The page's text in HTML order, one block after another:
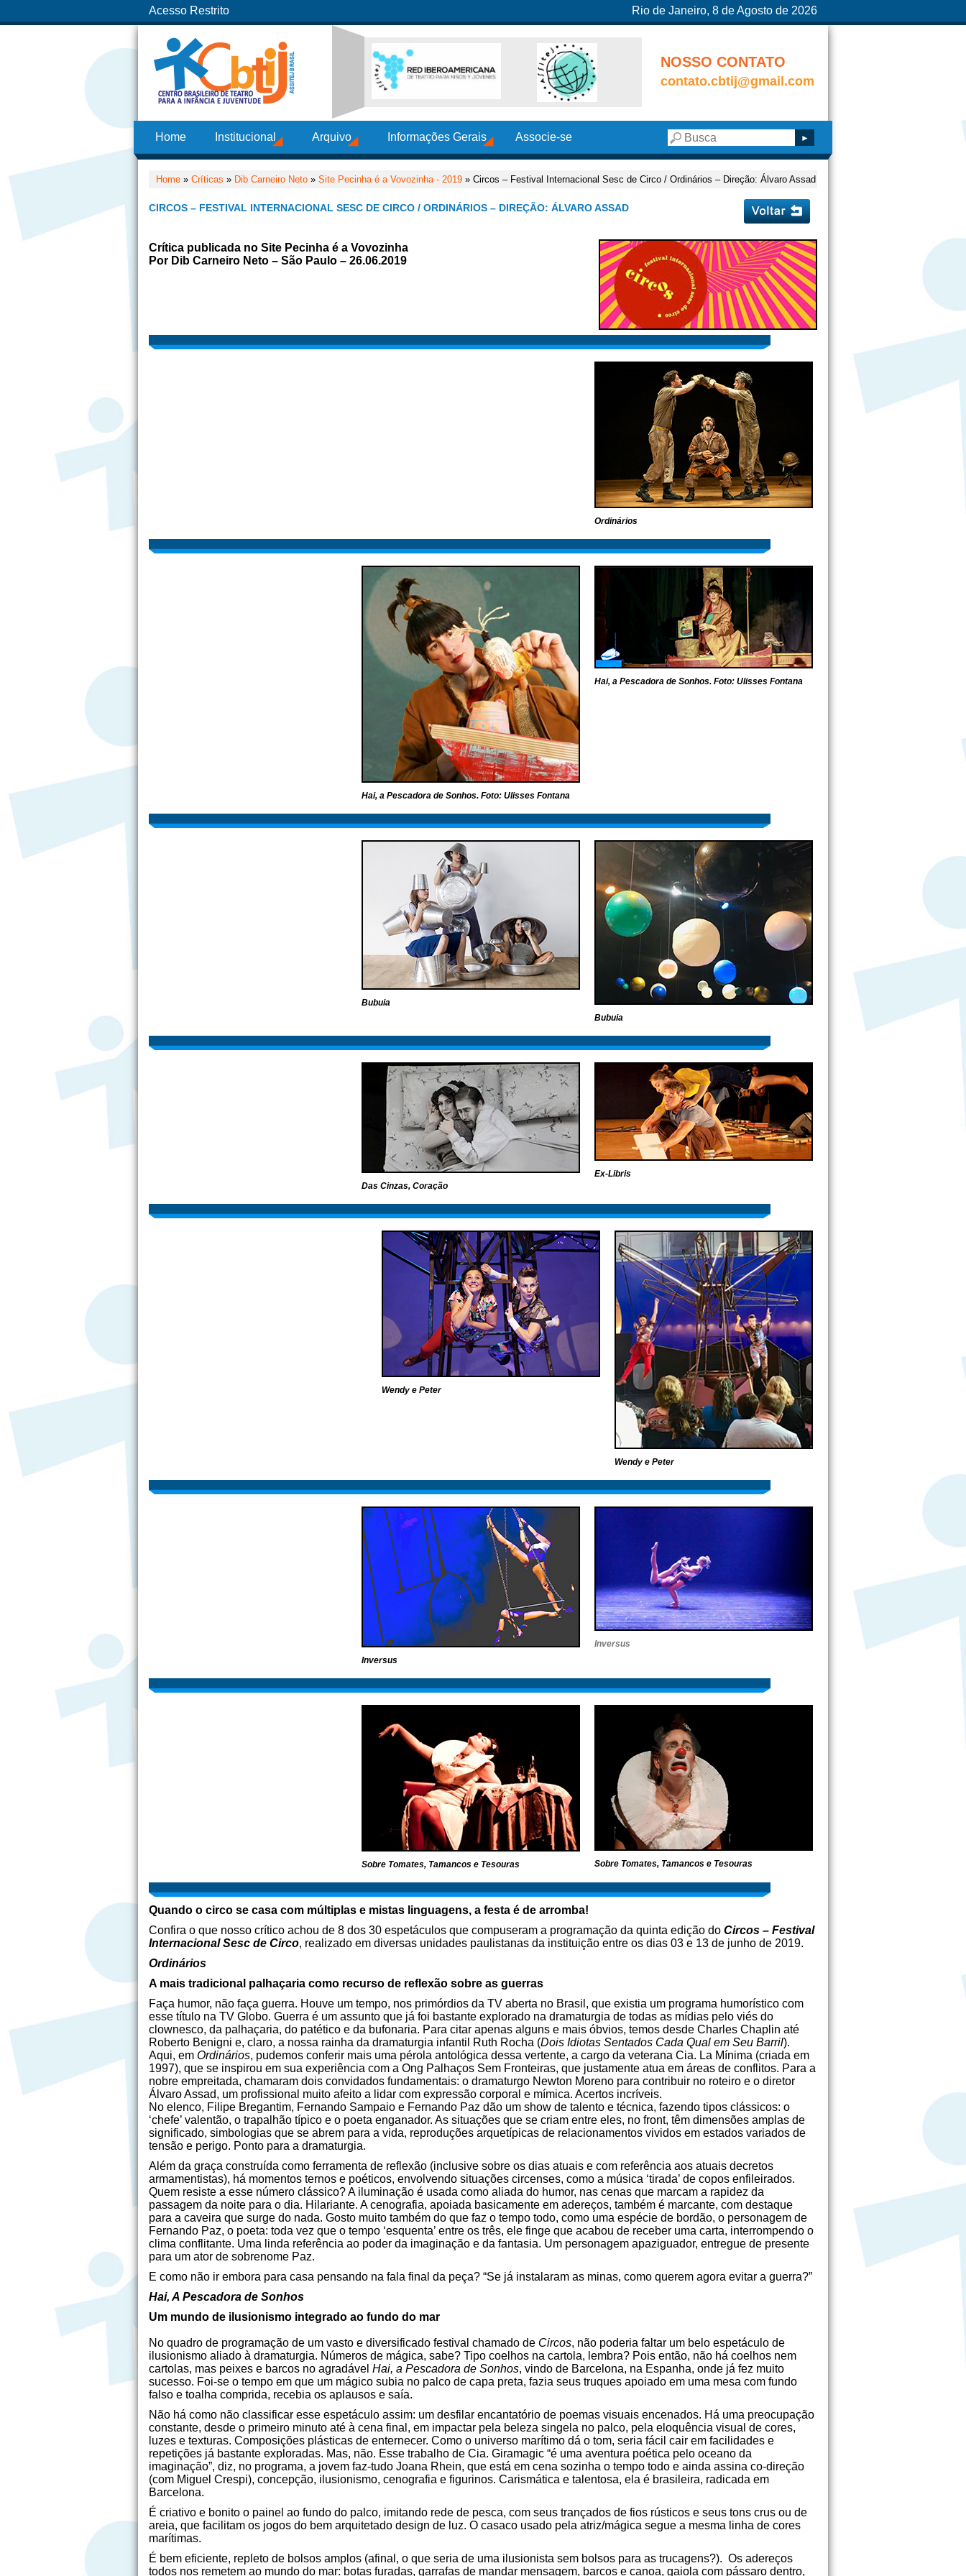
Acesso Restrito Rio de Janeiro, 8 de Agosto de 2026
NOSSO CONTATO
contato.cbtij@gmail.com
Home Institucional Arquivo Informações Gerais Associe-se
Home » Críticas » Dib Carneiro Neto » Site Pecinha é a Vovozinha - 2019 » Circos – Festival Internacional Sesc de Circo / Ordinários – Direção: Álvaro Assad
CIRCOS – FESTIVAL INTERNACIONAL SESC DE CIRCO / ORDINÁRIOS – DIREÇÃO: ÁLVARO ASSAD
Crítica publicada no Site Pecinha é a Vovozinha
Por Dib Carneiro Neto – São Paulo – 26.06.2019
Ordinários
Hai, a Pescadora de Sonhos. Foto: Ulisses Fontana
Hai, a Pescadora de Sonhos. Foto: Ulisses Fontana
Bubuia
Bubuia
Ex-Libris
Das Cinzas, Coração
Wendy e Peter
Wendy e Peter
Inversus
Inversus
Sobre Tomates, Tamancos e Tesouras
Sobre Tomates, Tamancos e Tesouras
Quando o circo se casa com múltiplas e mistas linguagens, a festa é de arromba!
Confira o que nosso crítico achou de 8 dos 30 espetáculos que compuseram a programação da quinta edição do Circos – Festival
Internacional Sesc de Circo, realizado em diversas unidades paulistanas da instituição entre os dias 03 e 13 de junho de 2019.
Ordinários
A mais tradicional palhaçaria como recurso de reflexão sobre as guerras
Faça humor, não faça guerra. Houve um tempo, nos primórdios da TV aberta no Brasil, que existia um programa humorístico com
esse título na TV Globo. Guerra é um assunto que já foi bastante explorado na dramaturgia de todas as mídias pelo viés do
clownesco, da palhaçaria, do patético e da bufonaria. Para citar apenas alguns e mais óbvios, temos desde Charles Chaplin até
Roberto Benigni e, claro, a nossa rainha da dramaturgia infantil Ruth Rocha (Dois Idiotas Sentados Cada Qual em Seu Barril).
Aqui, em Ordinários, pudemos conferir mais uma pérola antológica dessa vertente, a cargo da veterana Cia. La Mínima (criada em
1997), que se inspirou em sua experiência com a Ong Palhaços Sem Fronteiras, que justamente atua em áreas de conflitos. Para a
nobre empreitada, chamaram dois convidados fundamentais: o dramaturgo Newton Moreno para contribuir no roteiro e o diretor
Álvaro Assad, um profissional muito afeito a lidar com expressão corporal e mímica. Acertos incríveis.
No elenco, Filipe Bregantim, Fernando Sampaio e Fernando Paz dão um show de talento e técnica, fazendo tipos clássicos: o
‘chefe’ valentão, o trapalhão típico e o poeta enganador. As situações que se criam entre eles, no front, têm dimensões amplas de
significado, simbologias que se abrem para a vida, reproduções arquetípicas de relacionamentos vividos em estados variados de
tensão e perigo. Ponto para a dramaturgia.
Além da graça construída como ferramenta de reflexão (inclusive sobre os dias atuais e com referência aos atuais decretos
armamentistas), há momentos ternos e poéticos, envolvendo situações circenses, como a música ‘tirada’ de copos enfileirados.
Quem resiste a esse número clássico? A iluminação é usada como aliada do humor, nas cenas que marcam a rapidez da
passagem da noite para o dia. Hilariante. A cenografia, apoiada basicamente em adereços, também é marcante, com destaque
para a caveira que surge do nada. Gosto muito também do que faz o tempo todo, como uma espécie de bordão, o personagem de
Fernando Paz, o poeta: toda vez que o tempo ‘esquenta’ entre os três, ele finge que acabou de receber uma carta, interrompendo o
clima conflitante. Uma linda referência ao poder da imaginação e da fantasia. Um personagem apaziguador, entregue de presente
para um ator de sobrenome Paz.
E como não ir embora para casa pensando na fala final da peça? “Se já instalaram as minas, como querem agora evitar a guerra?”
Hai, A Pescadora de Sonhos
Um mundo de ilusionismo integrado ao fundo do mar
No quadro de programação de um vasto e diversificado festival chamado de Circos, não poderia faltar um belo espetáculo de
ilusionismo aliado à dramaturgia. Números de mágica, sabe? Tipo coelhos na cartola, lembra? Pois então, não há coelhos nem
cartolas, mas peixes e barcos no agradável Hai, a Pescadora de Sonhos, vindo de Barcelona, na Espanha, onde já fez muito
sucesso. Foi-se o tempo em que um mágico subia no palco de capa preta, fazia seus truques apoiado em uma mesa com fundo
falso e toalha comprida, recebia os aplausos e saía.
Não há como não classificar esse espetáculo assim: um desfilar encantatório de poemas visuais encenados. Há uma preocupação
constante, desde o primeiro minuto até à cena final, em impactar pela beleza singela no palco, pela eloquência visual de cores,
luzes e texturas. Composições plásticas de enternecer. Como o universo marítimo dá o tom, seria fácil cair em facilidades e
repetições já bastante exploradas. Mas, não. Esse trabalho de Cia. Giramagic “é uma aventura poética pelo oceano da
imaginação”, diz, no programa, a jovem faz-tudo Joana Rhein, que está em cena sozinha o tempo todo e ainda assina co-direção
(com Miguel Crespi), concepção, ilusionismo, cenografia e figurinos. Carismática e talentosa, ela é brasileira, radicada em
Barcelona.
É criativo e bonito o painel ao fundo do palco, imitando rede de pesca, com seus trançados de fios rústicos e seus tons crus ou de
areia, que facilitam os jogos do bem arquitetado design de luz. O casaco usado pela atriz/mágica segue a mesma linha de cores
marítimas.
É bem eficiente, repleto de bolsos amplos (afinal, o que seria de uma ilusionista sem bolsos para as trucagens?). Os adereços
todos nos remetem ao mundo do mar: botas furadas, garrafas de mandar mensagem, barcos e canoa, gaiola com pássaro dentro,